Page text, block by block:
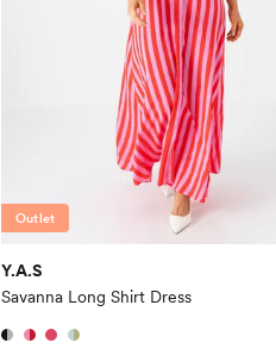
Outlet
Y.A.S
Savanna Long Shirt Dress